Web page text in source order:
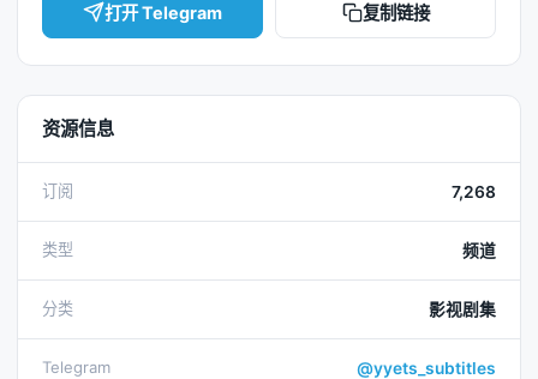
打开 Telegram 复制链接
资源信息
订阅 7,268
类型 频道
分类 影视剧集
Telegram @yyets_subtitles